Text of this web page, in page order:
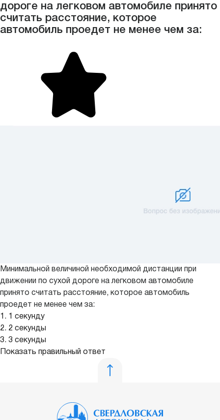
дороге на легковом автомобиле принято
считать расстояние, которое
автомобиль проедет не менее чем за:
Минимальной величиной необходимой дистанции при
движении по сухой дороге на легковом автомобиле
принято считать расстояние, которое автомобиль
проедет не менее чем за:
1. 1 секунду
2. 2 секунды
3. 3 секунды
Показать правильный ответ